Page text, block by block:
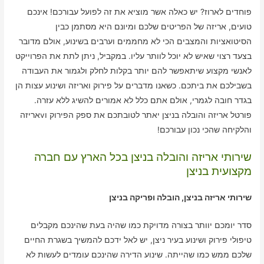
פוחדים לארוז? יש כאלה אשר מוציא את זה לפועל עבורכם! אינכם
טועים, אריזה של הפריטים שלכם ומיונם היא מסתמן כבין
הסיטואציות והמצבים הכי לא מחממים וערבים בשינוע, אולם מדובר
בצעד רצוי שאיש לא יוכל לוותר עליו. במקביל, ניתן לתת את הפרוייקט
לאנשי מקצוע שיתאפשר להם יותר בקלות לחלק ולגמור את העבודה
בשבילכם את ביתכם. כשאנו מדברים על פירוק ואריזה ושינוע עצות הן
בגדר חובה לגמרי, אולם אתם כלל לא אמורים להשיג ללא עזרה.
פורטל אריזה והובלה בניצן יאתר לטובתכם את ספק הפירוק וvאריזה
והלקיחה שהכי נכון עבורכם!
שירותי אריזה והובלה בניצן בכל הארץ עם חברה
מקצועית בניצן
שירותי אריזה בניצן, הובלה ופריקה בניצן
סדר יומכם יוותר בצורה מדויקת כמו שהיה בעת שהינכם מקבלים
טיפולי פירוק ושינוע בעיר ניצן, יש לאל ידכם להמשיך בשגרת החיים
שלכם ממש כמו שהייתה. שינוע הדירה שהינכם עומדים לעשות לא